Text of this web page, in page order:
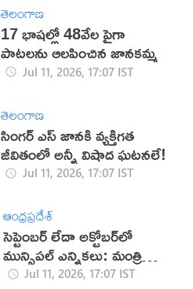
తెలంగాణ
17 భాషల్లో 48వేల పైగా
పాటలను ఆలపించిన జానకమ్మ
Jul 11, 2026, 17:07 IST
తెలంగాణ
సింగర్ ఎస్ జానకి వ్యక్తిగత
జీవితంలో అన్నీ విషాద ఘటనలే!
Jul 11, 2026, 17:07 IST
ఆంధ్రప్రదేశ్
సెప్టెంబర్ లేదా అక్టోబర్‌లో
మున్సిపల్ ఎన్నికలు: మంత్రి
నారాయణ
Jul 11, 2026, 17:07 IST